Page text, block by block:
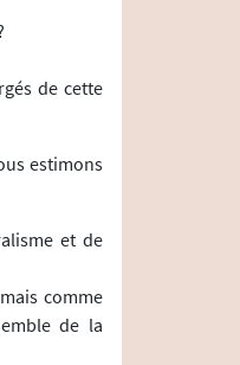
de cette
estimons
et de
comme
de la